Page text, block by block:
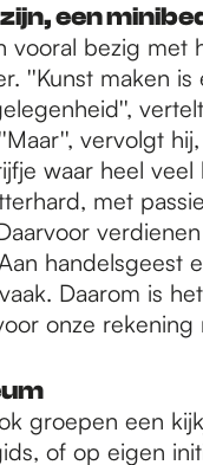
een
vooral bezig met
''Kunst maken is
vervolgt
waar heel veel
met
handelsgeest
Daarom is
onze rekening
groepen een
of op eigen